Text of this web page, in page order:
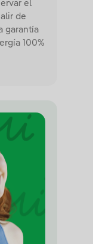
el
de
garantía
100%